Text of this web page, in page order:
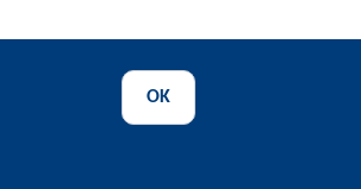
OK